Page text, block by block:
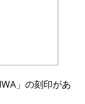
」の刻印があ